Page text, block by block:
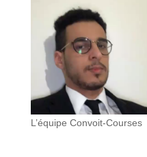
L’équipe Convoit-Courses